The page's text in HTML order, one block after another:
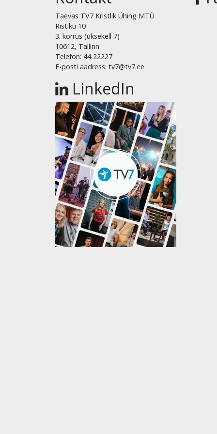
Taevas TV7 Kristlik Ühing MTÜ
Ristiku 10
3. korrus (uksekell 7)
10612, Tallinn
Telefon: 44 22227
E-posti aadress: tv7@tv7.ee
LinkedIn